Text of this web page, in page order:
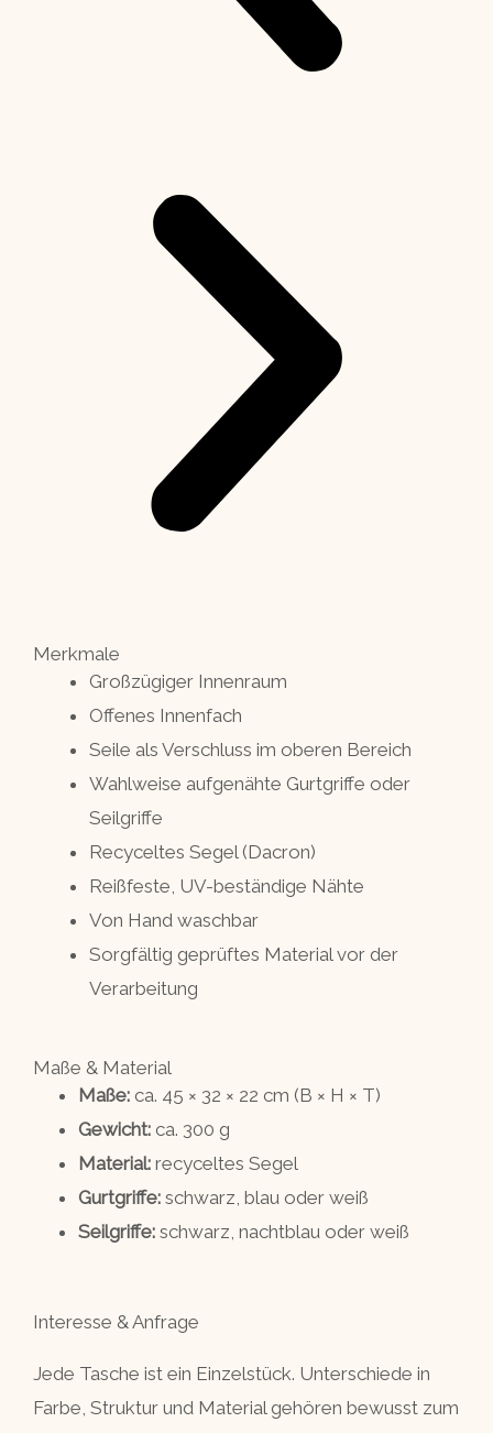
Merkmale
Großzügiger Innenraum
Offenes Innenfach
Seile als Verschluss im oberen Bereich
Wahlweise aufgenähte Gurtgriffe oder
Seilgriffe
Recyceltes Segel (Dacron)
Reißfeste, UV-beständige Nähte
Von Hand waschbar
Sorgfältig geprüftes Material vor der
Verarbeitung
Maße & Material
Maße: ca. 45 × 32 × 22 cm (B × H × T)
Gewicht: ca. 300 g
Material: recyceltes Segel
Gurtgriffe: schwarz, blau oder weiß
Seilgriffe: schwarz, nachtblau oder weiß
Interesse & Anfrage
Jede Tasche ist ein Einzelstück. Unterschiede in
Farbe, Struktur und Material gehören bewusst zum